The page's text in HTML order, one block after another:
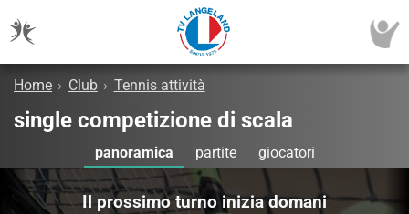
Home › Club › Tennis attività
single competizione di scala
panoramica partite giocatori
Il prossimo turno inizia domani